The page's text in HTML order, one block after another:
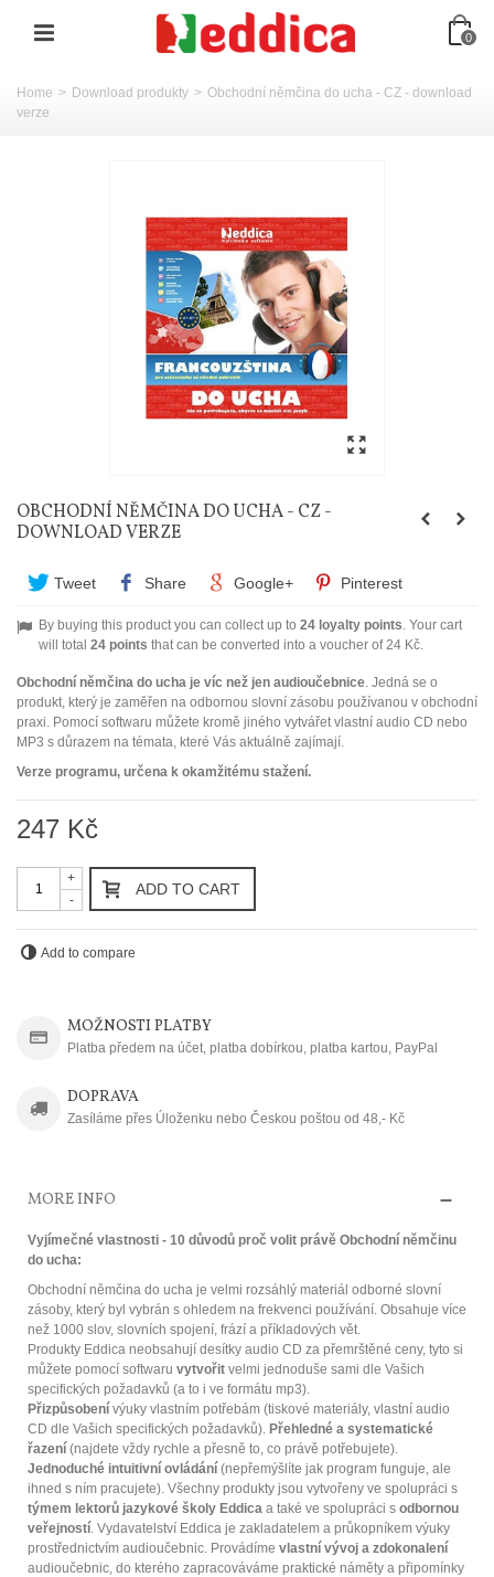
0
Home > Download produkty > Obchodní němčina do ucha - CZ - download
verze
OBCHODNÍ NĚMČINA DO UCHA - CZ -
DOWNLOAD VERZE
Tweet Share Google+ Pinterest
By buying this product you can collect up to 24 loyalty points . Your cart
will total 24 points that can be converted into a voucher of 24 Kč
Obchodní němčina do ucha je víc než jen audioučebnice . Jedná se o
produkt, který je zaměřen na odbornou slovní zásobu používanou v obchodní
praxi. Pomocí softwaru můžete kromě jiného vytvářet vlastní audio CD nebo
MP3 s důrazem na témata, které Vás aktuálně zajímají.
Verze programu, určena k okamžitému stažení.
247 Kč
-
+
ADD TO CART
Add to compare
MOŽNOSTI PLATBY
Platba předem na účet, platba dobírkou, platba kartou, PayPal
DOPRAVA
Zasíláme přes Úloženku nebo Českou poštou od 48,- Kč
MORE INFO
Vyjímečné vlastnosti - 10 důvodů proč volit právě Obchodní němčinu
do ucha:
Obchodní němčina do ucha je velmi rozsáhlý materiál odborné slovní
zásoby, který byl vybrán s ohledem na frekvenci používání. Obsahuje více
než 1000 slov, slovních spojení, frází a příkladových vět.
Produkty Eddica neobsahují desítky audio CD za přemrštěné ceny, tyto si
můžete pomocí softwaru vytvořit velmi jednoduše sami dle Vašich
specifických požadavků (a to i ve formátu mp3).
Přizpůsobení výuky vlastním potřebám (tiskové materiály, vlastní audio
CD dle Vašich specifických požadavků). Přehledné a systematické
řazení (najdete vždy rychle a přesně to, co právě potřebujete).
Jednoduché intuitivní ovládání (nepřemýšlíte jak program funguje, ale
ihned s ním pracujete). Všechny produkty jsou vytvořeny ve spolupráci s
týmem lektorů jazykové školy Eddica a také ve spolupráci s odbornou
veřejností . Vydavatelství Eddica je zakladatelem a průkopníkem výuky
prostřednictvím audioučebnic. Provádíme vlastní vývoj a zdokonalení
audioučebnic, do kterého zapracováváme praktické náměty a připomínky